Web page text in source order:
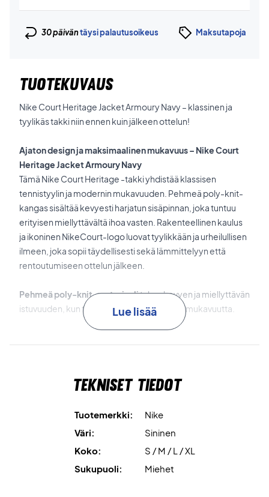
30 päiväntäysi palautusoikeus Maksutapoja
TUOTEKUVAUS
Nike Court Heritage Jacket Armoury Navy – klassinen ja
tyylikäs takki niin ennen kuin jälkeen ottelun!
Ajaton design ja maksimaalinen mukavuus – Nike Court
Heritage Jacket Armoury Navy
Tämä Nike Court Heritage -takki yhdistää klassisen
tennistyylin ja modernin mukavuuden. Pehmeä poly-knit-
kangas sisältää kevyesti harjatun sisäpinnan, joka tuntuu
erityisen miellyttävältä ihoa vasten. Rakenteellinen kaulus
ja ikoninen NikeCourt-logo luovat tyylikkään ja urheilullisen
ilmeen, joka sopii täydellisesti sekä lämmittelyyn että
rentoutumiseen ottelun jälkeen.
Pehmeä poly-knit-materiaalitakaa kevyen ja miellyttävän
istuvuuden, kun taas harjattu sisäpinta lisää mukavuutta.
viimeistelee klassisen ilmeen.
Saavu kentälle tyylillä – osta Nike Court Heritage -takki
Väri: Armoury Navy.
Lue lisää
Tekniset tiedot
Tuotemerkki:
Nike
Väri:
Sininen
Koko:
S / M / L / XL
Sukupuoli:
Miehet